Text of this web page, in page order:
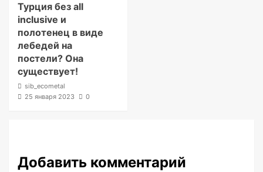
Турция без all
inclusive и
полотенец в виде
лебедей на
постели? Она
существует!
sib_ecometal
25 января 2023
0
Добавить комментарий